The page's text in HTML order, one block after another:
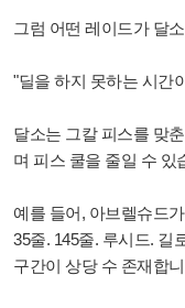
그럼 어떤 레이드가 달
"딜을 하지 못하는 시간
달소는 그칼 피스를 맞
며 피스 쿨을 줄일 수 있
예를 들어, 아브렐슈드
35줄. 145줄. 루시드. 길
구간이 상당 수 존재합